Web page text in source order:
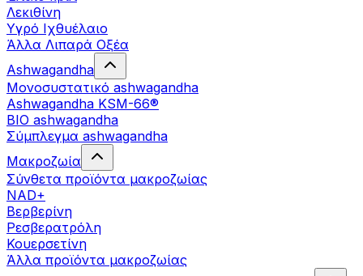
Λεκιθίνη
Υγρό Ιχθυέλαιο
Άλλα Λιπαρά Οξέα
Ashwagandha
Μονοσυστατικό ashwagandha
Ashwagandha KSM-66®
BIO ashwagandha
Σύμπλεγμα ashwagandha
Μακροζωία
Σύνθετα προϊόντα μακροζωίας
NAD+
Βερβερίνη
Ρεσβερατρόλη
Κουερσετίνη
Άλλα προϊόντα μακροζωίας